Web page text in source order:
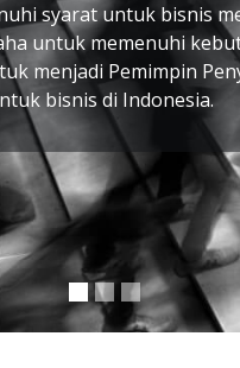
syarat untuk bisnis
untuk memenuhi
menjadi Pemimpin
bisnis di Indonesia.